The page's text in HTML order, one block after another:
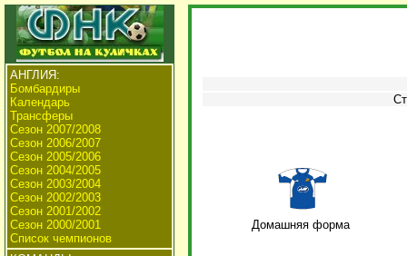
АНГЛИЯ:
Бомбардиры
Календарь
Трансферы
Сезон 2007/2008
Сезон 2006/2007
Сезон 2005/2006
Сезон 2004/2005
Сезон 2003/2004
Сезон 2002/2003
Сезон 2001/2002
Сезон 2000/2001
Список чемпионов
Домашняя форма